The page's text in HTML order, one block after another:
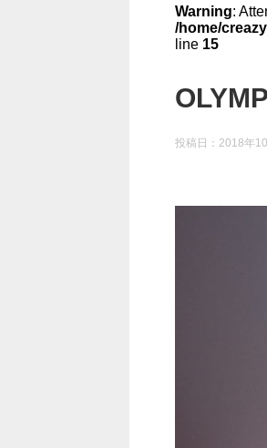
Warning:
/home/
line 15
投稿日： 2018年